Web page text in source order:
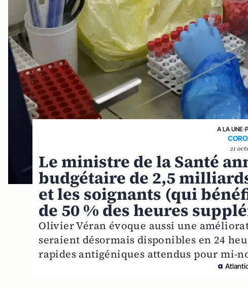
A LA UNE›
21
Le ministre de la Santé
budgétaire de 2,5
et les soignants (qui
de 50 % des heures
Olivier Véran évoque aussi une
seraient désormais disponibles en 24
rapides antigéniques attendus pour mi-